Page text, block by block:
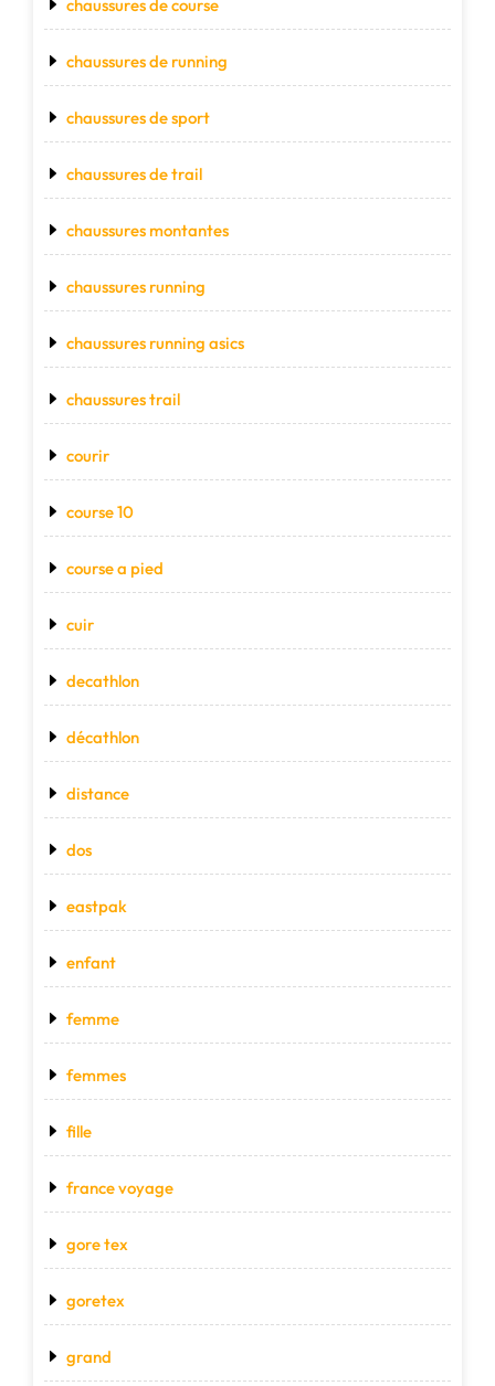
chaussures de course
chaussures de running
chaussures de sport
chaussures de trail
chaussures montantes
chaussures running
chaussures running asics
chaussures trail
courir
course 10
course a pied
cuir
decathlon
décathlon
distance
dos
eastpak
enfant
femme
femmes
fille
france voyage
gore tex
goretex
grand